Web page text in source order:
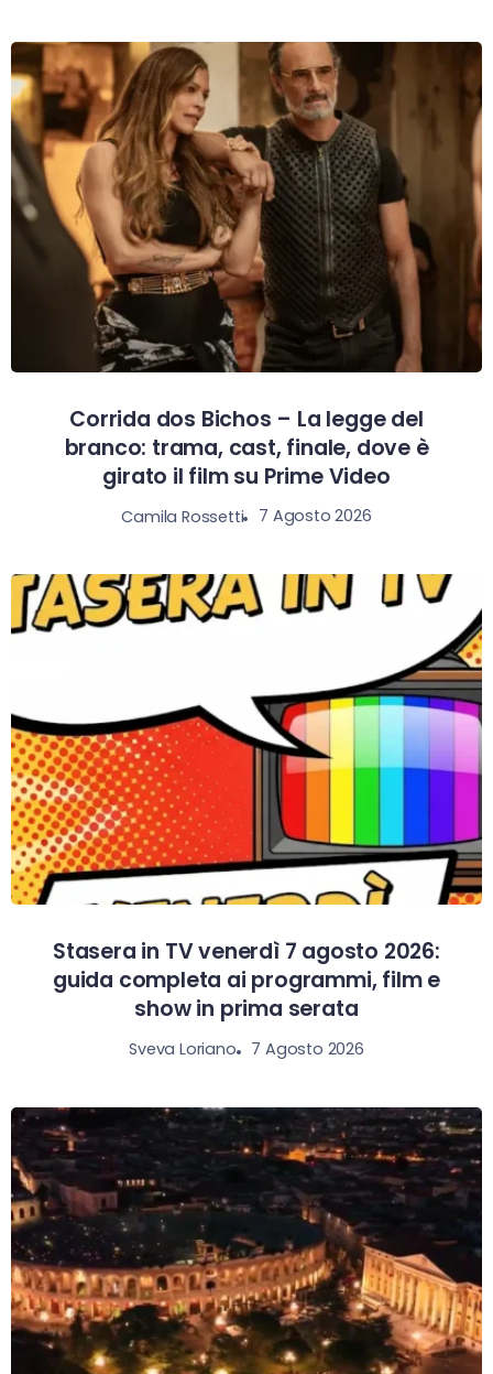
Corrida dos Bichos – La legge del
branco: trama, cast, finale, dove è
girato il film su Prime Video
Camila Rossetti 7 Agosto 2026
Stasera in TV venerdì 7 agosto 2026:
guida completa ai programmi, film e
show in prima serata
Sveva Loriano 7 Agosto 2026